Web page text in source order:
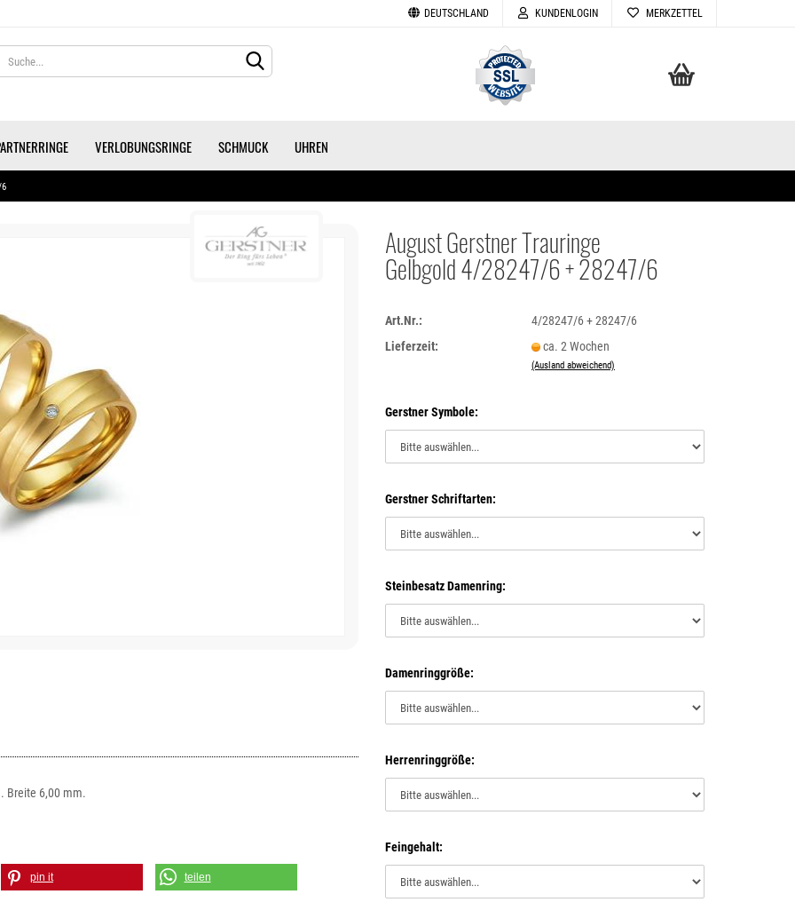
DEUTSCHLAND
Lieferland
KUNDENLOGIN
KONTO ERSTELLEN
PASSWORT VERGESSEN
MERKZETTEL
VERLOBUNGSRINGE SCHMUCK UHREN
August Gerstner Trauringe
Gelbgold 4/28247/6 + 28247/6
Art.Nr.:
4/28247/6 + 28247/6
Lieferzeit:
ca. 2 Wochen
(Ausland abweichend)
Gerstner Symbole:
Gerstner Schriftarten:
Steinbesatz Damenring:
Damenringgröße:
Herrenringgröße:
Feingehalt:
Breite 6,00 mm.
pin it teilen